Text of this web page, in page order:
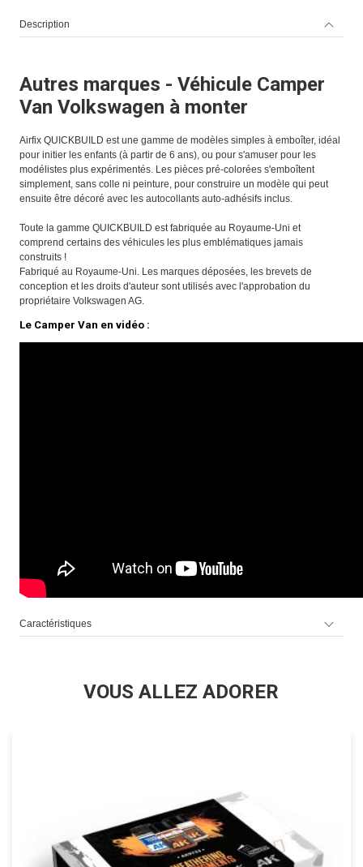
Description
Autres marques - Véhicule Camper
Van Volkswagen à monter
Airfix QUICKBUILD est une gamme de modèles simples à emboîter, idéal
pour initier les enfants (à partir de 6 ans), ou pour s'amuser pour les
modélistes plus expérimentés. Les pièces pré-colorées s'emboîtent
simplement, sans colle ni peinture, pour construire un modèle qui peut
ensuite être décoré avec les autocollants auto-adhésifs inclus.
Toute la gamme QUICKBUILD est fabriquée au Royaume-Uni et
comprend certains des véhicules les plus emblématiques jamais
construits !
Fabriqué au Royaume-Uni. Les marques déposées, les brevets de
conception et les droits d'auteur sont utilisés avec l'approbation du
propriétaire Volkswagen AG.
Le Camper Van en vidéo :
Caractéristiques
VOUS ALLEZ ADORER